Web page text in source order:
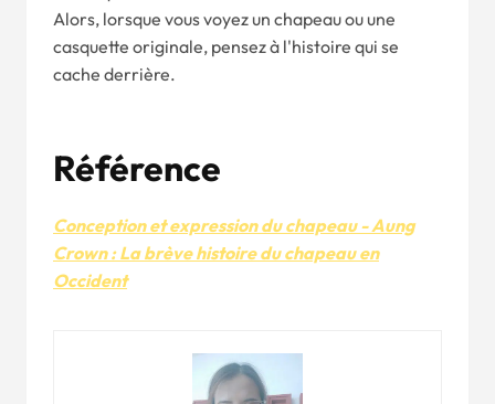
Alors, lorsque vous voyez un chapeau ou une
casquette originale, pensez à l'histoire qui se
cache derrière.
Référence
Conception et expression du chapeau - Aung
Crown : La brève histoire du chapeau en
Occident